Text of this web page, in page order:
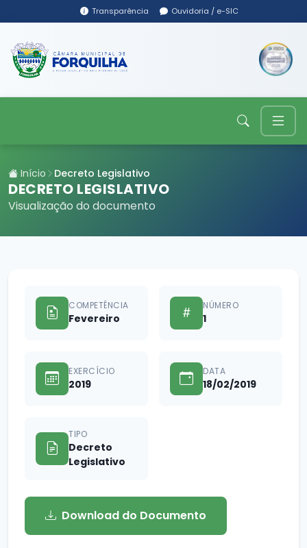
Transparência Ouvidoria / e-SIC
Início Decreto Legislativo
DECRETO LEGISLATIVO
Visualização do documento
COMPETÊNCIA
Fevereiro
NÚMERO
1
EXERCÍCIO
2019
DATA
18/02/2019
TIPO
Decreto
Legislativo
Download do Documento